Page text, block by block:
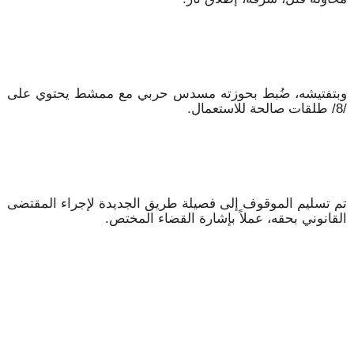
وبتفتيشه، ضُبط بحوزته مسدس حربي مع ممشط يحتوي على
/8/ طلقات صالحة للاستعمال.
تم تسليم الموقوف إلى فصيلة طريق الجديدة لإجراء المقتضى
القانوني بحقه، عملاً بإشارة القضاء المختص.